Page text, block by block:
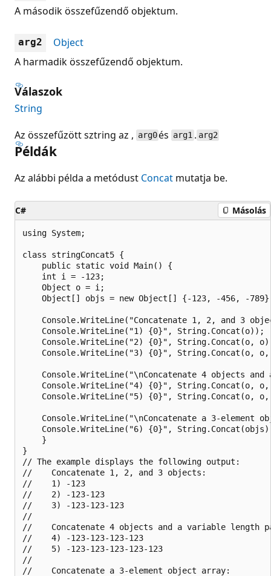
A második összefűzendő objektum.
arg2
Object
A harmadik összefűzendő objektum.
Válaszok
String
Az összefűzött sztring az , arg0és arg1. arg2
Példák
Az alábbi példa a metódust Concat mutatja be.
C# Másolás
using System;
class stringConcat5 {
    public static void Main() {
    int i = -123;
    Object o = i;
Object[] objs = new Object[] {-123, -456, -
Console.WriteLine("Concatenate 1, 2, and 3
    Console.WriteLine("1) {0}", String.Concat(o));
Console.WriteLine("2) {0}", String.Concat(o,
Console.WriteLine("3) {0}", String.Concat(o,
Console.WriteLine("\nConcatenate 4 objects and
Console.WriteLine("4) {0}", String.Concat(o,
Console.WriteLine("5) {0}", String.Concat(o,
Console.WriteLine("\nConcatenate a 3-element
Console.WriteLine("6) {0}",
    }
}
// The example displays the following output:
//    Concatenate 1, 2, and 3 objects:
//    1) -123
//    2) -123-123
//    3) -123-123-123
//
//    Concatenate 4 objects and a variable length
//    4) -123-123-123-123
//    5) -123-123-123-123-123
//
//    Concatenate a 3-element object array: